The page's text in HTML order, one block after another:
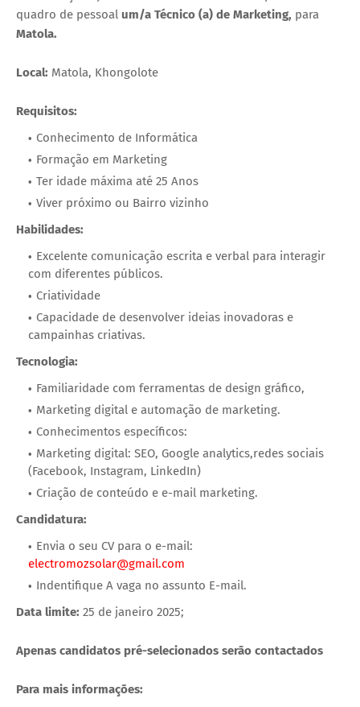
quadro de pessoal um/a Técnico (a) de Marketing, para
Matola.
Local: Matola, Khongolote
Requisitos:
Conhecimento de Informática
Formação em Marketing
Ter idade máxima até 25 Anos
Viver próximo ou Bairro vizinho
Habilidades:
Excelente comunicação escrita e verbal para interagir
com diferentes públicos.
Criatividade
Capacidade de desenvolver ideias inovadoras e
campainhas criativas.
Tecnologia:
Familiaridade com ferramentas de design gráfico,
Marketing digital e automação de marketing.
Conhecimentos específicos:
Marketing digital: SEO, Google analytics,redes sociais
(Facebook, Instagram, LinkedIn)
Criação de conteúdo e e-mail marketing.
Candidatura:
Envia o seu CV para o e-mail:
electromozsolar@gmail.com
Indentifique A vaga no assunto E-mail.
Data limite: 25 de janeiro 2025;
Apenas candidatos pré-selecionados serão contactados
Para mais informações: